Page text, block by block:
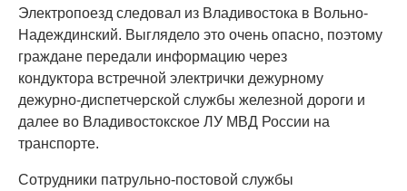
Электропоезд следовал из Владивостока в Вольно-
Надеждинский. Выглядело это очень опасно, поэтому
граждане передали информацию через
кондуктора встречной электрички дежурному
дежурно-диспетчерской службы железной дороги и
далее во Владивостокское ЛУ МВД России на
транспорте.
Сотрудники патрульно-постовой службы